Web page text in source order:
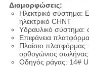
Διαμορφώσεις:
Ηλεκτρικό σύστημα:
ηλεκτρικό CHNT
Υδραυλικό σύστημα:
Επιφάνεια
Πλαίσιο
ορθογώνιος
Οδηγός ράγας: 14#